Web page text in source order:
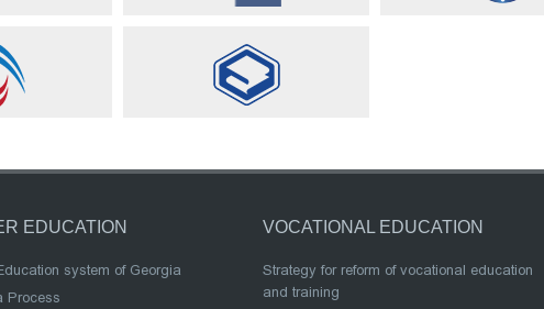
EDUCATION
system of Georgia
Process
VOCATIONAL EDUCATION
Strategy for reform of vocational education
and training